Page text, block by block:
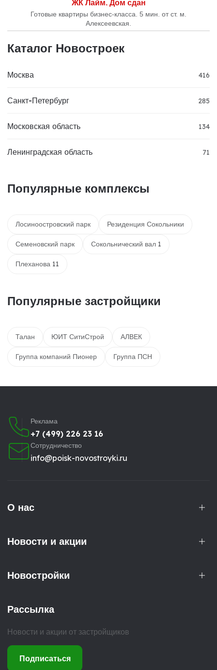
ЖК Лайм. Дом сдан
Готовые квартиры бизнес-класса. 5 мин. от ст. м.
Алексеевская.
Каталог Новостроек
Москва 416
Санкт-Петербург 285
Московская область 134
Ленинградская область 71
Популярные комплексы
Лосиноостровский парк Резиденция Сокольники
Семеновский парк Сокольнический вал 1
Плеханова 11
Популярные застройщики
Талан ЮИТ СитиСтрой АЛВЕК
Группа компаний Пионер Группа ПСН
Реклама
+7 (499) 226 23 16
Сотрудничество
info@poisk-novostroyki.ru
О нас
Новости и акции
Новостройки
Рассылка
Новости и акции от застройщиков
Подписаться